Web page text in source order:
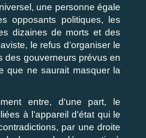
une personne égale
opposants politiques, les
dizaines de morts et des
le refus d’organiser le
des gouverneurs prévus en
que ne saurait masquer la
entre, d'une part, le
à l’appareil d'état qui le
par une droite